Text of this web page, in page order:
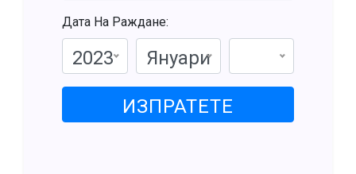
Дата На Раждане:
2023 Януари
ИЗПРАТЕТЕ